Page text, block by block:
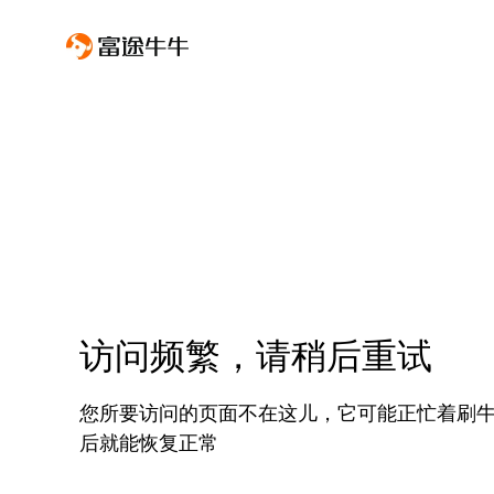
访问频繁，请稍后重试
您所要访问的页面不在这儿，它可能正忙着刷
后就能恢复正常